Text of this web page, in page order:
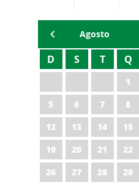
Agosto
D S T Q
1
5
6 7 8
12
13 14 15
19
20 21 22
26
27 28 29